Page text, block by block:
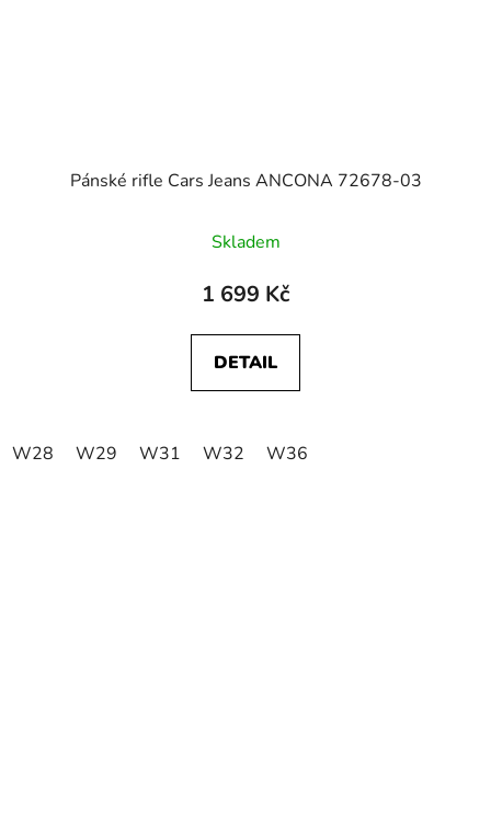
Pánské rifle Cars Jeans ANCONA 72678-03
Skladem
1 699 Kč
DETAIL
W28 W29 W31 W32 W36